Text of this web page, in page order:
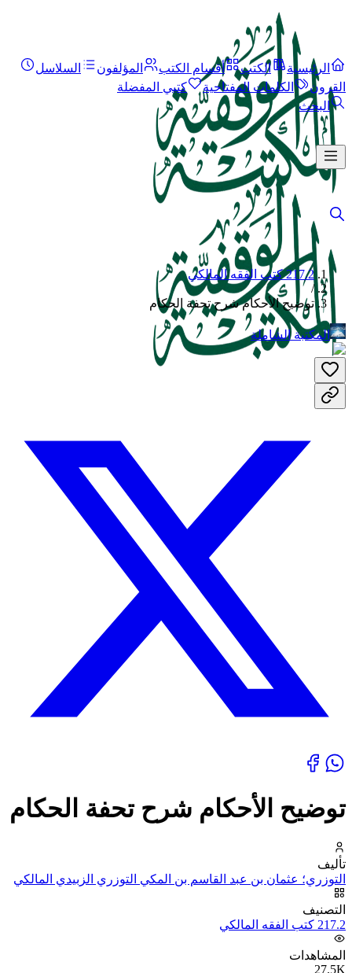
الرئيسية الكتب أقسام الكتب المؤلفون
السلاسل
القرون
الكلمات المفتاحية
كتبي المفضلة
البحث
217.2 كتب الفقه المالكي
/
توضيح الأحكام شرح تحفة الحكام
المكتبة الشاملة
توضيح الأحكام شرح تحفة الحكام
تأليف
التوزري؛ عثمان بن عبد القاسم بن المكي التوزري الزبيدي المالكي
التصنيف
217.2 كتب الفقه المالكي
المشاهدات
27.5K